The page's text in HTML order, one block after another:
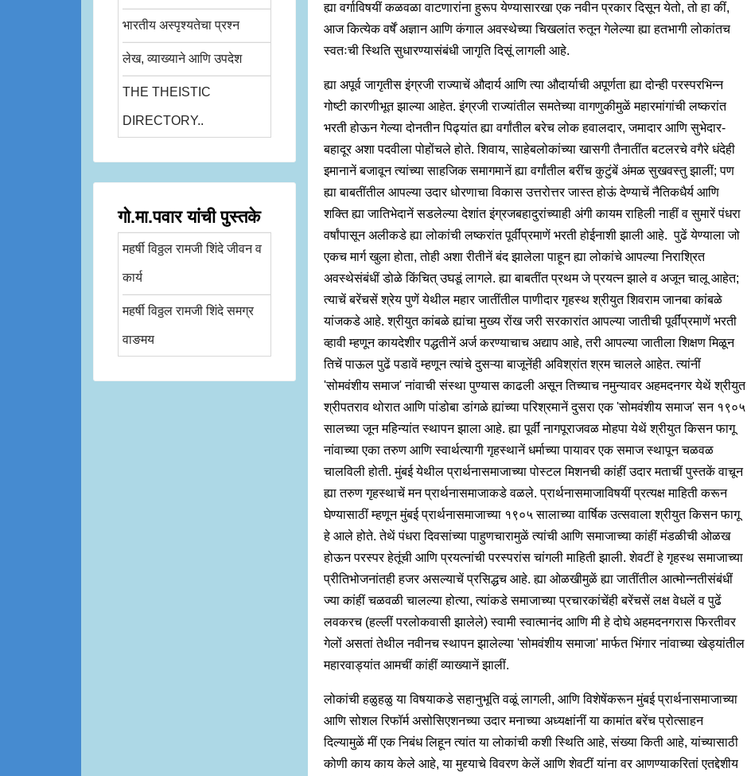
भारतीय अस्पृश्यतेचा प्रश्न
लेख, व्याख्याने आणि उपदेश
THE THEISTIC
DIRECTORY..
गो.मा.पवार यांची पुस्तके
महर्षी विठ्ठल रामजी शिंदे जीवन व
कार्य
महर्षी विठ्ठल रामजी शिंदे समग्र
वाङमय
ह्या वर्गाविषयीं कळवळा वाटणारांना हुरूप येण्यासारखा एक नवीन प्रकार दिसून येतो, तो हा कीं,
आज कित्येक वर्षें अज्ञान आणि कंगाल अवस्थेच्या चिखलांत रुतून गेलेल्या ह्या हतभागी लोकांतच
स्वतःची स्थिति सुधारण्यासंबंधी जागृति दिसूं लागली आहे.
ह्या अपूर्व जागृतीस इंग्रजी राज्याचें औदार्य आणि त्या औदार्याची अपूर्णता ह्या दोन्ही परस्परभिन्न
गोष्टी कारणीभूत झाल्या आहेत. इंग्रजी राज्यांतील समतेच्या वागणुकीमुळें महारमांगांची लष्करांत
भरती होऊन गेल्या दोनतीन पिढ्यांत ह्या वर्गांतील बरेच लोक हवालदार, जमादार आणि सुभेदार-
बहादूर अशा पदवीला पोहोंचले होते. शिवाय, साहेबलोकांच्या खासगी तैनातींत बटलरचे वगैरे धंदेही
इमानानें बजावून त्यांच्या साहजिक समागमानें ह्या वर्गांतील बरींच कुटुंबें अंमळ सुखवस्तु झालीं; पण
ह्या बाबतींतील आपल्या उदार धोरणाचा विकास उत्तरोत्तर जास्त होऊं देण्याचें नैतिकधैर्य आणि
शक्ति ह्या जातिभेदानें सडलेल्या देशांत इंग्रजबहादुरांच्याही अंगी कायम राहिली नाहीं व सुमारें पंधरा
वर्षांपासून अलीकडे ह्या लोकांची लष्करांत पूर्वींप्रमाणें भरती होईनाशी झाली आहे. पुढें येण्याला जो
एकच मार्ग खुला होता, तोही अशा रीतीनें बंद झालेला पाहून ह्या लोकांचे आपल्या निराश्रित
अवस्थेसंबंधीं डोळे किंचित् उघडूं लागले. ह्या बाबतींत प्रथम जे प्रयत्न झाले व अजून चालू आहेत;
त्याचें बरेंचसें श्रेय पुणें येथील महार जातींतील पाणीदार गृहस्थ श्रीयुत शिवराम जानबा कांबळे
यांजकडे आहे. श्रीयुत कांबळे ह्यांचा मुख्य रोंख जरी सरकारांत आपल्या जातीची पूर्वींप्रमाणें भरती
व्हावी म्हणून कायदेशीर पद्धतीनें अर्ज करण्याचाच अद्याप आहे, तरी आपल्या जातीला शिक्षण मिळून
तिचें पाऊल पुढें पडावें म्हणून त्यांचे दुसऱ्या बाजूनेंही अविश्रांत श्रम चालले आहेत. त्यांनीं
'सोमवंशीय समाज' नांवाची संस्था पुण्यास काढली असून तिच्याच नमुन्यावर अहमदनगर येथें श्रीयुत
श्रीपतराव थोरात आणि पांडोबा डांगळे ह्यांच्या परिश्रमानें दुसरा एक 'सोमवंशीय समाज' सन १९०५
सालच्या जून महिन्यांत स्थापन झाला आहे. ह्या पूर्वीं नागपूराजवळ मोहपा येथें श्रीयुत किसन फागू
नांवाच्या एका तरुण आणि स्वार्थत्यागी गृहस्थानें धर्माच्या पायावर एक समाज स्थापून चळवळ
चालविली होती. मुंबई येथील प्रार्थनासमाजाच्या पोस्टल मिशनची कांहीं उदार मताचीं पुस्तकें वाचून
ह्या तरुण गृहस्थाचें मन प्रार्थनासमाजाकडे वळले. प्रार्थनासमाजाविषयीं प्रत्यक्ष माहिती करून
घेण्यासाठीं म्हणून मुंबई प्रार्थनासमाजाच्या १९०५ सालाच्या वार्षिक उत्सवाला श्रीयुत किसन फागू
हे आले होते. तेथें पंधरा दिवसांच्या पाहुणचारामुळें त्यांची आणि समाजाच्या कांहीं मंडळीची ओळख
होऊन परस्पर हेतूंची आणि प्रयत्नांची परस्परांस चांगली माहिती झाली. शेवटीं हे गृहस्थ समाजाच्या
प्रीतिभोजनांतही हजर असल्याचें प्रसिद्धच आहे. ह्या ओळखीमुळें ह्या जातींतील आत्मोन्नतीसंबंधीं
ज्या कांहीं चळवळी चालल्या होत्या, त्यांकडे समाजाच्या प्रचारकांचेंही बरेंचसें लक्ष वेधलें व पुढें
लवकरच (हल्लीं परलोकवासी झालेले) स्वामी स्वात्मानंद आणि मी हे दोघे अहमदनगरास फिरतीवर
गेलों असतां तेथील नवीनच स्थापन झालेल्या 'सोमवंशीय समाजा' मार्फत भिंगार नांवाच्या खेड्यांतील
महारवाड्यांत आमचीं कांहीं व्याख्यानें झालीं.
लोकांची हळुहळु या विषयाकडे सहानुभूति वळूं लागली, आणि विशेषेंकरून मुंबई प्रार्थनासमाजाच्या
आणि सोशल रिफॉर्म असोसिएशनच्या उदार मनाच्या अध्यक्षांनीं या कामांत बरेंच प्रोत्साहन
दिल्यामुळें मीं एक निबंध लिहून त्यांत या लोकांची कशी स्थिति आहे, संख्या किती आहे, यांच्यासाठी
कोणी काय काय केले आहे, या मुद्द्याचे विवरण केलें आणि शेवटीं यांना वर आणण्याकरितां एतद्देशीय